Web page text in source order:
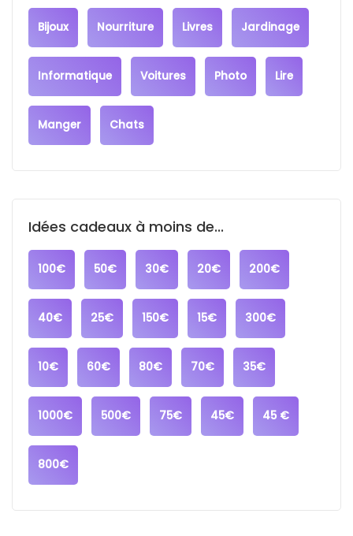
Bijoux Nourriture Livres Jardinage
Informatique Voitures Photo Lire
Manger Chats
Idées cadeaux à moins de...
100€ 50€ 30€ 20€ 200€
40€ 25€ 150€ 15€ 300€
10€ 60€ 80€ 70€ 35€
1000€ 500€ 75€ 45€ 45 €
800€